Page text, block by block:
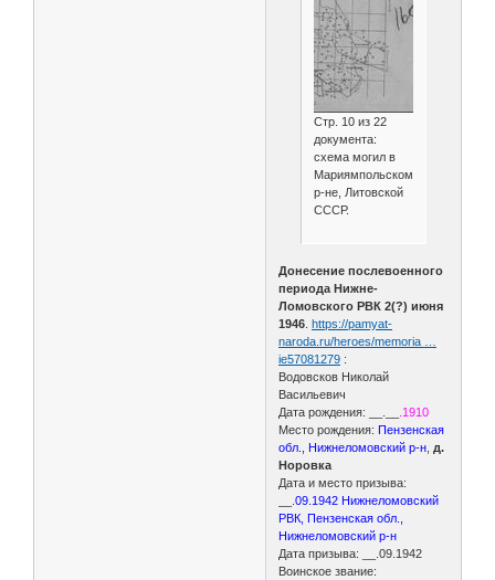
Стр. 10 из 22
документа:
схема могил в
Мариямпольском
р-не, Литовской
СССР.
Донесение послевоенного
периода Нижне-
Ломовского РВК 2(?) июня
1946 .https://pamyat-
naroda.ru/heroes/memoria …
ie57081279 :
Водовсков Николай
Васильевич
Дата рождения: __.__
.1910
Место рождения:Пензенская
обл., Нижнеломовский р-н д.
Норовка
Дата и место призыва:
__.09.1942 Нижнеломовский
РВК, Пензенская обл.,
Нижнеломовский р-н
Дата призыва: __.09.1942
Воинское звание: